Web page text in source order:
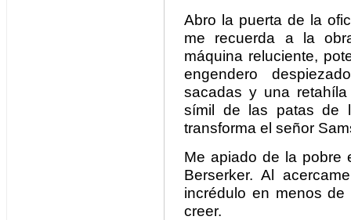
Abro la puerta de la
me recuerda a la
máquina reluciente,
engendero
sacadas y una
símil de las patas de
transforma el señor
Me apiado de la pobre
Berserker. Al
incrédulo en menos
creer.